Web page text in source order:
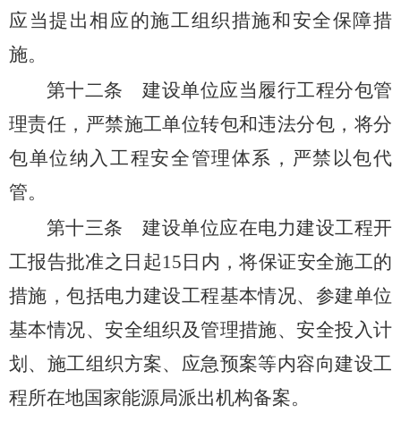
应当提出相应的施工组织措施和安全保障措
施。
第十二条 建设单位应当履行工程分包管
理责任，严禁施工单位转包和违法分包，将分
包单位纳入工程安全管理体系，严禁以包代
管。
第十三条 建设单位应在电力建设工程开
工报告批准之日起15日内，将保证安全施工的
措施，包括电力建设工程基本情况、参建单位
基本情况、安全组织及管理措施、安全投入计
划、施工组织方案、应急预案等内容向建设工
程所在地国家能源局派出机构备案。